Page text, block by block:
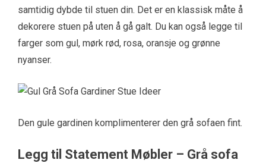
samtidig dybde til stuen din. Det er en klassisk måte å
dekorere stuen på uten å gå galt. Du kan også legge til
farger som gul, mørk rød, rosa, oransje og grønne
nyanser.
Den gule gardinen komplimenterer den grå sofaen fint.
Legg til Statement Møbler – Grå sofa